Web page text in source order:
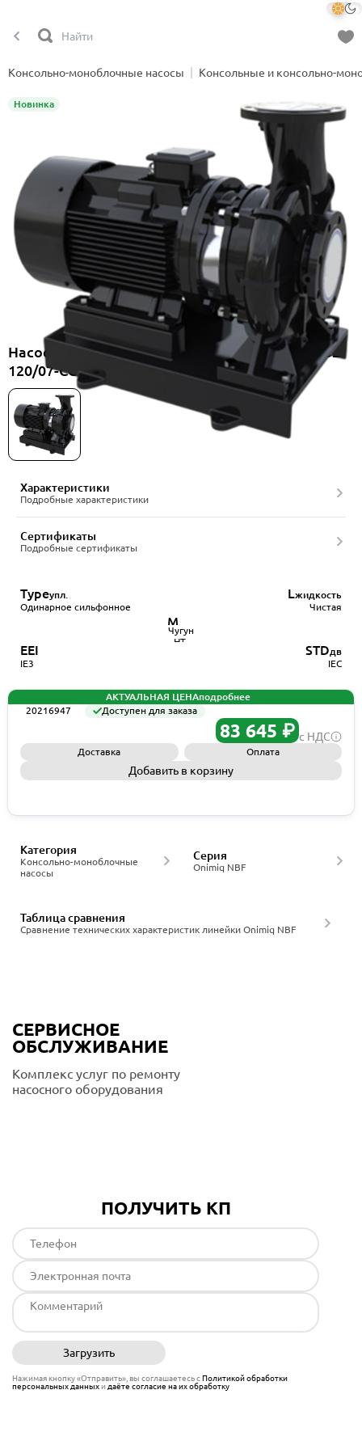
Консольно-моноблочные насосы Консольные и консольно-
Насос консольно-моноблочный Onimiq NBF 32-
120/07-CCL/2-TFBQQV, артикул 20216947
Новинка
Характеристики
Подробные характеристики
Сертификаты
Подробные сертификаты
Typeупл.
Одинарное сильфонное
Lжидкость
Чистая
EEI
IE3
STDдв
IEC
Чугун
HT-
АКТУАЛЬНАЯ ЦЕНАподробнее
20216947
Доступен для заказа
83 645 ₽ с НДС
Доставка Оплата
Добавить в корзину
Консольно-моноблочные
насосы
Категория
Onimiq NBF
Серия
Сравнение технических характеристик линейки Onimiq NBF
Таблица сравнения
СЕРВИСНОЕ
ОБСЛУЖИВАНИЕ
Комплекс услуг по ремонту
насосного оборудования
ПОЛУЧИТЬ КП
Загрузить
Нажимая кнопку «Отправить», вы соглашаетесь сПолитикой обработки
персональных данныхи даёте согласие на их обработку